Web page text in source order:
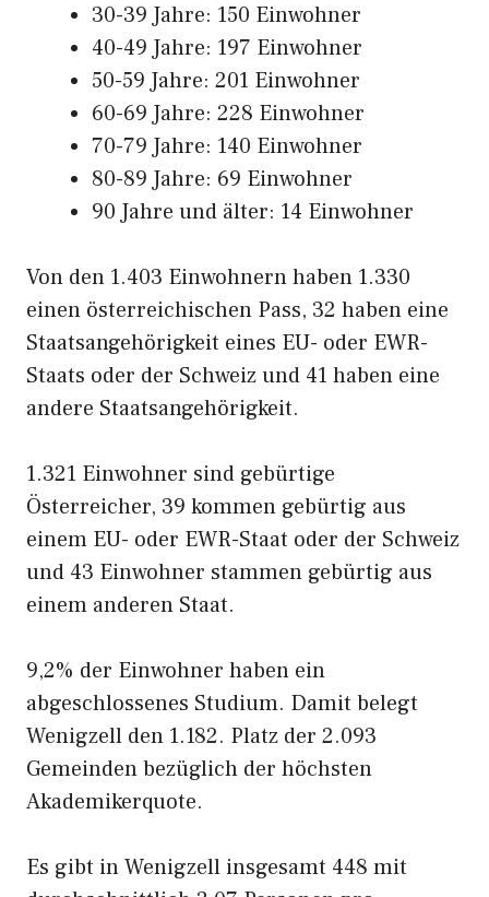
30-39 Jahre: 150 Einwohner
40-49 Jahre: 197 Einwohner
50-59 Jahre: 201 Einwohner
60-69 Jahre: 228 Einwohner
70-79 Jahre: 140 Einwohner
80-89 Jahre: 69 Einwohner
90 Jahre und älter: 14 Einwohner
Von den 1.403 Einwohnern haben 1.330
einen österreichischen Pass, 32 haben eine
Staatsangehörigkeit eines EU- oder EWR-
Staats oder der Schweiz und 41 haben eine
andere Staatsangehörigkeit.
1.321 Einwohner sind gebürtige
Österreicher, 39 kommen gebürtig aus
einem EU- oder EWR-Staat oder der Schweiz
und 43 Einwohner stammen gebürtig aus
einem anderen Staat.
9,2% der Einwohner haben ein
abgeschlossenes Studium. Damit belegt
Wenigzell den 1.182. Platz der 2.093
Gemeinden bezüglich der höchsten
Akademikerquote.
Es gibt in Wenigzell insgesamt 448 mit